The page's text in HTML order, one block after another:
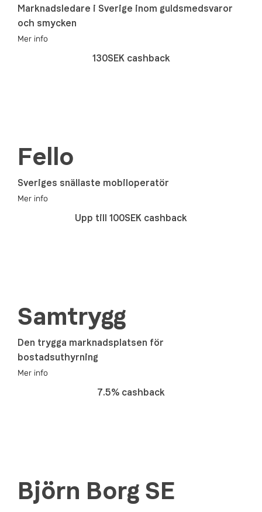
Marknadsledare i Sverige inom guldsmedsvaror
och smycken
Mer info
130SEK cashback
Fello
Sveriges snällaste mobiloperatör
Mer info
Upp till 100SEK cashback
Samtrygg
Den trygga marknadsplatsen för
bostadsuthyrning
Mer info
7.5% cashback
Björn Borg SE